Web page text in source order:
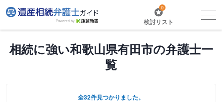
0
検討リスト
相続に強い和歌山県有田市の弁護士一
覧
全32件見つかりました。